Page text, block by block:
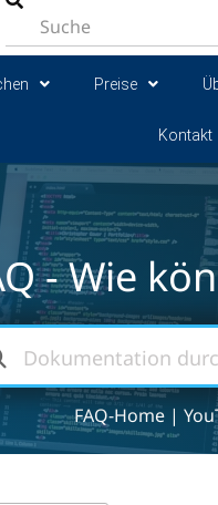
Preise
Kontakt
- Wie
FAQ-Home |